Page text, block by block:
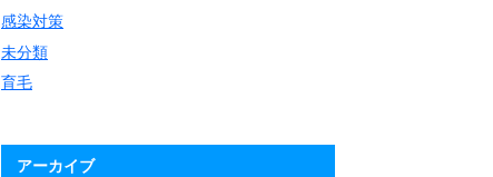
感染対策
未分類
育毛
アーカイブ